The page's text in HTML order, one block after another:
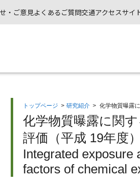
・ご意見よくあるご質問交通アクセスサイ
トップページ > 研究紹介 > 化学物質曝露
化学物質曝露に関
評価（平成 19年度）
Integrated exposure
factors of chemical